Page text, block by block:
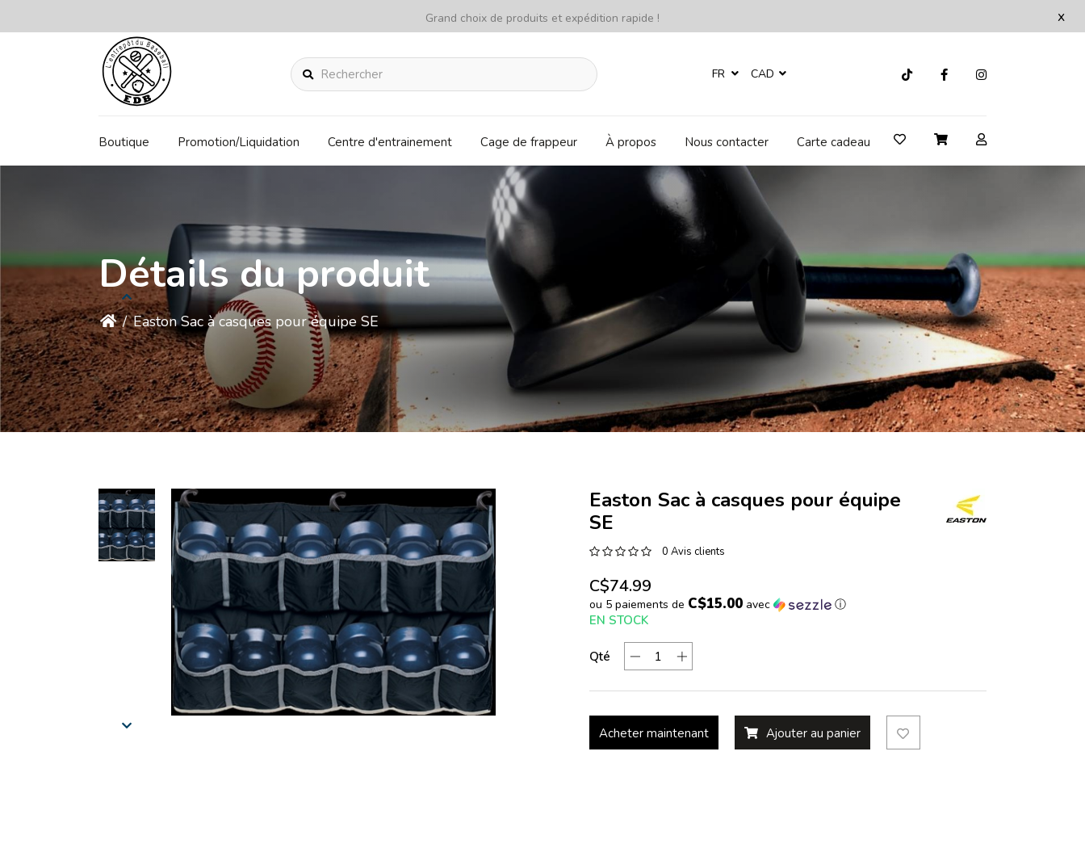
x
Grand choix de produits et expédition rapide !
Rechercher FR CAD
Boutique Promotion/Liquidation Centre d'entrainement Cage de frappeur À propos Nous contacter Carte cadeau
Détails du produit
/ Easton Sac à casques pour équipe SE
Easton Sac à casques pour équipe
SE
0 Avis clients
C$74.99
ou 5 paiements de C$15.00avec ⓘ
EN STOCK
Qté
Acheter maintenant Ajouter au panier